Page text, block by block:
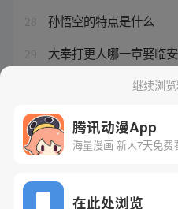
28 孙悟空的特点是什么
29 大奉打更人哪一章娶临安
西游记第8回孙悟空的性
继续浏
腾讯动漫App
海量漫画 新人7天免费
在此处浏览
网站备案/许可证号